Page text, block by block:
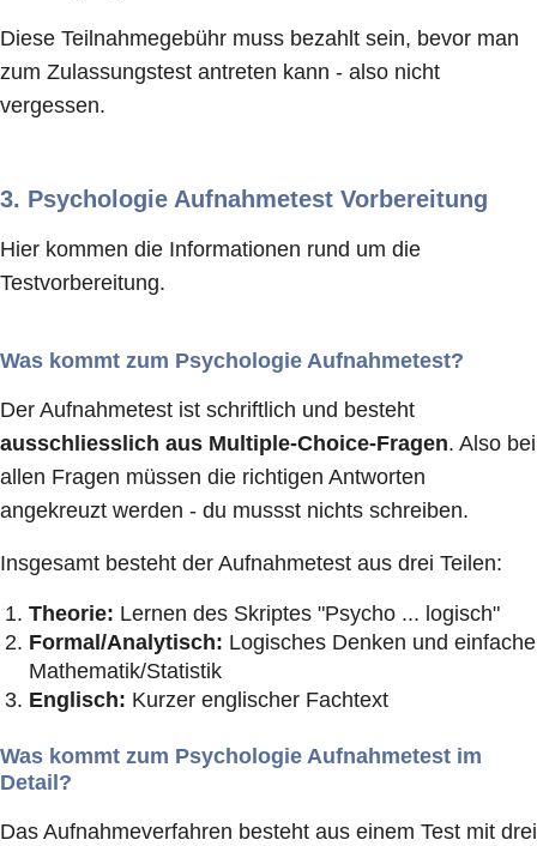
Diese Teilnahmegebühr muss bezahlt sein, bevor man
zum Zulassungstest antreten kann - also nicht
vergessen.
3. Psychologie Aufnahmetest Vorbereitung
Hier kommen die Informationen rund um die
Testvorbereitung.
Was kommt zum Psychologie Aufnahmetest?
Der Aufnahmetest ist schriftlich und besteht
ausschliesslich aus Multiple-Choice-Fragen. Also bei
allen Fragen müssen die richtigen Antworten
angekreuzt werden - du mussst nichts schreiben.
Insgesamt besteht der Aufnahmetest aus drei Teilen:
Theorie: Lernen des Skriptes "Psycho ... logisch"
Formal/Analytisch: Logisches Denken und einfache
Mathematik/Statistik
Englisch: Kurzer englischer Fachtext
Was kommt zum Psychologie Aufnahmetest im
Detail?
Das Aufnahmeverfahren besteht aus einem Test mit drei